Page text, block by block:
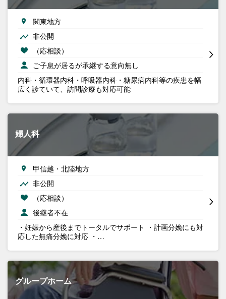
関東地方
非公開
（応相談）
ご子息が居るが承継する意向無し
内科・循環器内科・呼吸器内科・糖尿病内科等の疾患を幅
広く診ていて、訪問診療も対応可能
婦人科
甲信越・北陸地方
非公開
（応相談）
後継者不在
・妊娠から産後までトータルでサポート ・計画分娩にも対
応した無痛分娩に対応 ・…
グループホーム